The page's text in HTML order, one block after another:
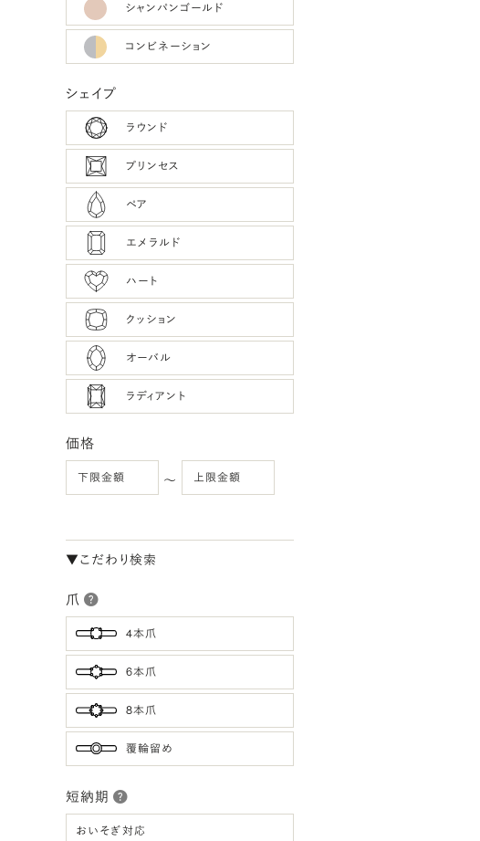
シャンパンゴールド
コンビネーション
シェイプ
ラウンド
プリンセス
ペア
エメラルド
ハート
クッション
オーバル
ラディアント
価格
〜
▼こだわり検索
爪
4本爪
6本爪
8本爪
覆輪留め
短納期
おいそぎ対応